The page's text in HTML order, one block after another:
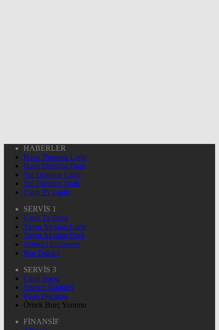
HABERLER
Hava Durumu Light
Hava Durumu Dark
Yol Durumu Light
Yol Durumu Dark
Canlı Tv Light
SERVİS 1
Canlı Tv Dark
Yayın Akışları Light
Yayın Akışları Dark
Nöbetçi Eczaneler
Son Dakika
SERVİS 3
Canlı Borsa
Namaz Vakitleri
Puan Durumu
Örnek Burç Yorumu
FİNANSİF